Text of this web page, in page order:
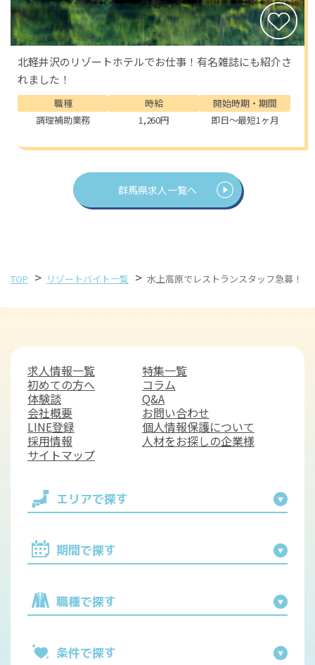
北軽井沢のリゾートホテルでお仕事！有名雑誌にも紹介さ
れました！
職種
調理補助業務
時給
1,260円
開始時期・期間
即日～最短1ヶ月
群馬県求人一覧へ
TOP > リゾートバイト一覧 > 水上高原でレストランスタッフ急募！
エリアで探す
期間で探す
職種で探す
条件で探す
求人情報一覧
特集一覧
初めての方へ
コラム
体験談
Q&A
会社概要
お問い合わせ
LINE登録
個人情報保護について
採用情報
人材をお探しの企業様
サイトマップ